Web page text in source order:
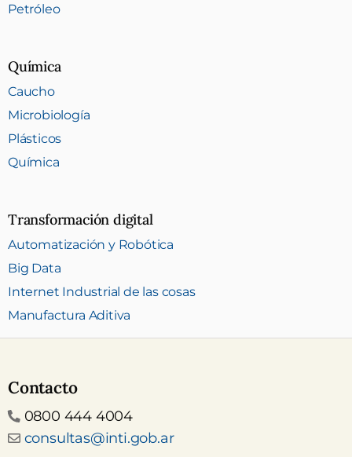
Petróleo
Química
Caucho
Microbiología
Plásticos
Química
Transformación digital
Automatización y Robótica
Big Data
Internet Industrial de las cosas
Manufactura Aditiva
Contacto
Teléfono
0800 444 4004
Email
consultas@inti.gob.ar